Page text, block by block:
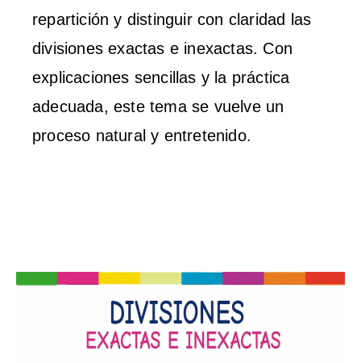
repartición y distinguir con claridad las
divisiones exactas e inexactas. Con
explicaciones sencillas y la práctica
adecuada, este tema se vuelve un
proceso natural y entretenido.